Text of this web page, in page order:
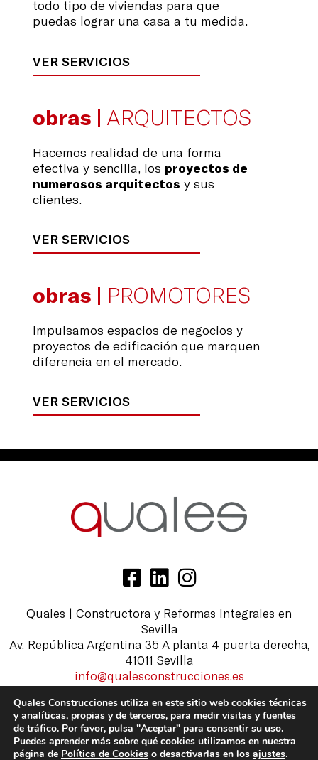
todo tipo de viviendas para que
puedas lograr una casa a tu medida.
VER SERVICIOS
obras | ARQUITECTOS
Hacemos realidad de una forma
efectiva y sencilla, los proyectos de
numerosos arquitectos y sus
clientes.
VER SERVICIOS
obras | PROMOTORES
Impulsamos espacios de negocios y
proyectos de edificación que marquen
diferencia en el mercado.
VER SERVICIOS
Quales | Constructora y Reformas Integrales en
Sevilla
Av. República Argentina 35 A planta 4 puerta derecha,
41011 Sevilla
info@qualesconstrucciones.es
954 105 703
AVISO LEGAL | POLÍTICA DE PRIVACIDAD|POLÍTICA DE
COOKIES| CUMPLIMIENTO NORMATIVO
Quales Construcciones utiliza en este sitio web cookies técnicas
y analíticas, propias y de terceros, para medir visitas y fuentes
de tráfico. Por favor, pulsa "Aceptar" para consentir su uso.
Puedes aprender más sobre qué cookies utilizamos en nuestra
página de Política de Cookies o desactivarlas en los ajustes.